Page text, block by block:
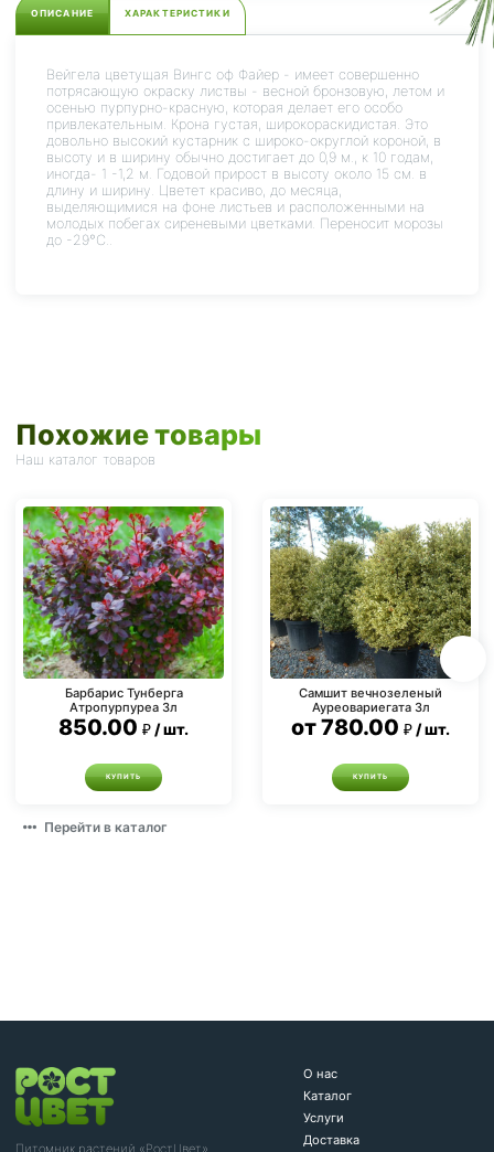
ОПИСАНИЕ ХАРАКТЕРИСТИКИ
Вейгела цветущая Вингс оф Файер - имеет совершенно
потрясающую окраску листвы - весной бронзовую, летом и
осенью пурпурно-красную, которая делает его особо
привлекательным. Крона густая, широкораскидистая. Это
довольно высокий кустарник с широко-округлой короной, в
высоту и в ширину обычно достигает до 0,9 м., к 10 годам,
иногда- 1 -1,2 м. Годовой прирост в высоту около 15 см. в
длину и ширину. Цветет красиво, до месяца,
выделяющимися на фоне листьев и расположенными на
молодых побегах сиреневыми цветками. Переносит морозы
до -29°С..
Похожие товары
Наш каталог товаров
Барбарис Тунберга
Атропурпуреа 3л
850.00 шт.
КУПИТЬ
Самшит вечнозеленый
Ауреовариегата 3л
от780.00 шт.
КУПИТЬ
Перейти в каталог
Питомник растений «РостЦвет»
О нас
Каталог
Услуги
Доставка